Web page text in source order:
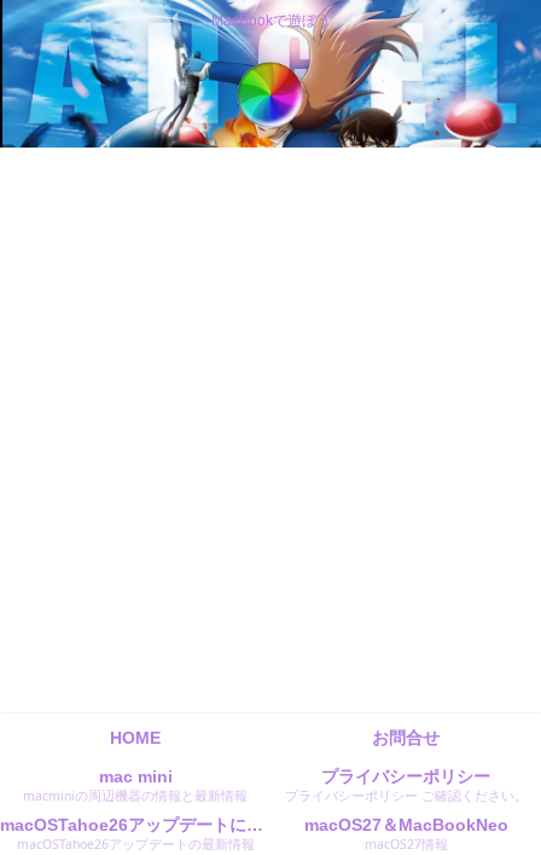
MacBookで遊ぼう
HOME
お問合せ
mac mini
macminiの周辺機器の情報と最新情報
プライバシーポリシー
プライバシーポリシー ご確認ください。
macOSTahoe26アップデートに関する最新情報
macOSTahoe26アップデートの最新情報
macOS27＆MacBookNeo
macOS27情報